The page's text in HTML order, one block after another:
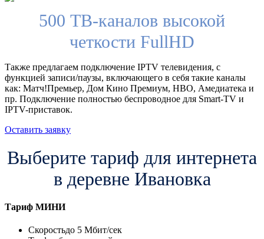
500 ТВ-каналов высокой
четкости FullHD
Также предлагаем подключение IPTV телевидения, с
функцией записи/паузы, включающего в себя такие каналы
как: Матч!Премьер, Дом Кино Премиум, HBO, Амедиатека и
пр. Подключение полностью беспроводное для Smart-TV и
IPTV-приставок.
Оставить заявку
Выберите тариф для интернета
в деревне Ивановка
Тариф МИНИ
Скоростьдо 5 Мбит/сек